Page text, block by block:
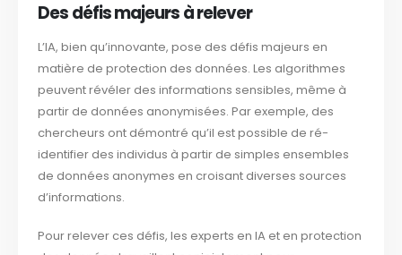
Des défis majeurs à relever
L’IA, bien qu’innovante, pose des défis majeurs en
matière de protection des données. Les algorithmes
peuvent révéler des informations sensibles, même à
partir de données anonymisées. Par exemple, des
chercheurs ont démontré qu’il est possible de ré-
identifier des individus à partir de simples ensembles
de données anonymes en croisant diverses sources
d’informations.
Pour relever ces défis, les experts en IA et en protection